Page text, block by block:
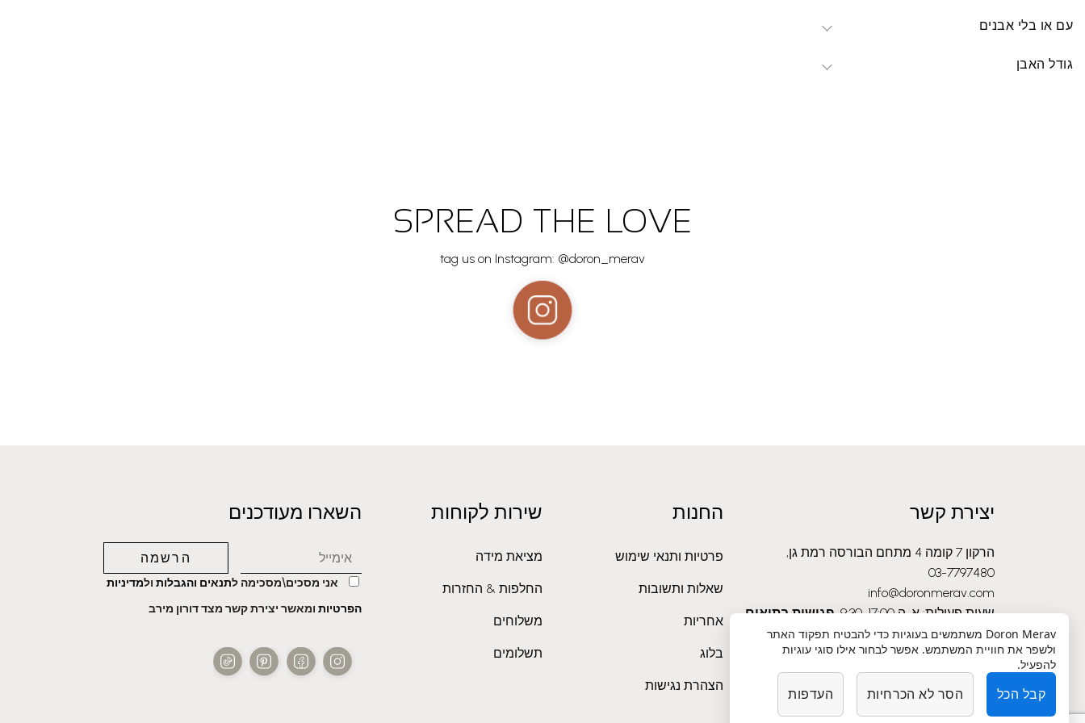
עם או בלי אבנים
גודל האבן
SPREAD THE LOVE
tag us on Instagram: @doron_merav
יצירת קשר
הרקון 7 קומה 4 מתחם הבורסה רמת גן,
03-7797480
info@doronmerav.com
שעות פעילות: א-ה 9:30-17:00
פגישות בתיאום
מראש בלבד
החנות
פרטיות ותנאי שימוש
שאלות ותשובות
אחריות
בלוג
הצהרת נגישות
שירות לקוחות
מציאת מידה
החלפות & החזרות
משלוחים
תשלומים
השארו מעודכנים
אני מסכים\מסכימה לתנאים והגבלות ולמדיניות
הפרטיות ומאשר יצירת קשר מצד דורון מירב
Doron Merav משתמשים בעוגיות כדי להבטיח תפקוד האתר
ולשפר את חוויית המשתמש. אפשר לבחור אילו סוגי עוגיות
להפעיל.
קבל הכל הסר לא הכרחיות העדפות